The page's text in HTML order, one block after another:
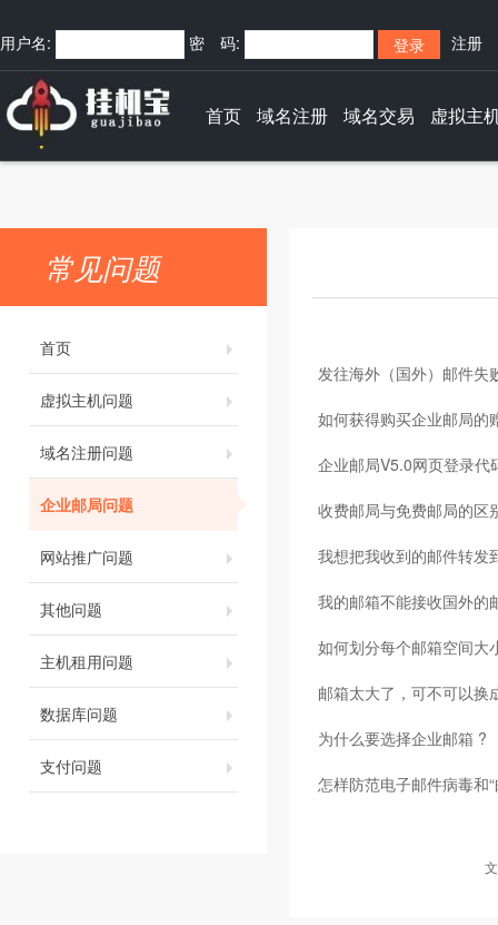
用户名: 密 码: 注册
快捷登录:
首页 域名注册 域名交易 虚拟主
常见问题
首页
虚拟主机问题
域名注册问题
企业邮局问题
网站推广问题
其他问题
主机租用问题
数据库问题
支付问题
发往海外（国外）邮件失
如何获得购买企业邮局的
企业邮局V5.0网页登录代
收费邮局与免费邮局的区
我想把我收到的邮件转发
我的邮箱不能接收国外的
如何划分每个邮箱空间大
邮箱太大了，可不可以换
为什么要选择企业邮箱 ?
怎样防范电子邮件病毒和